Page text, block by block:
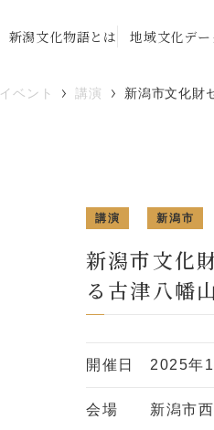
新潟文化物語とは 地域文化デー
イベント 講演 新潟市文化財
講演 新潟市
新潟市文化
る古津八幡
開催日 2025年
会場 新潟市